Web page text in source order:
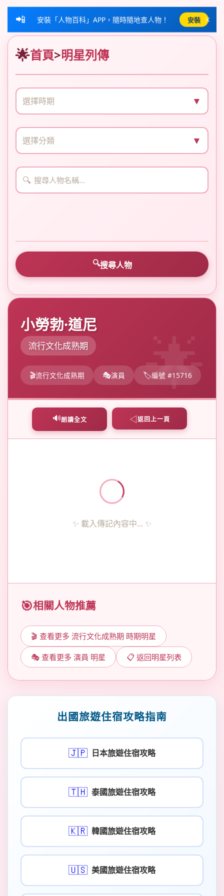
📲 安裝「人物百科」APP，隨時隨地查人物！ 安裝 ×
首頁>明星列傳
選擇時期 ▼
選擇分類 ▼
搜尋人物
小勞勃·道尼
流行文化成熟期
流行文化成熟期 演員 編號 #15716
🔊朗讀全文 ◁ 返回上一頁
✨ 載入傳記內容中... ✨
相關人物推薦
🎬 查看更多 流行文化成熟期 時期明星
🎭 查看更多 演員 明星 📋 返回明星列表
出國旅遊住宿攻略指南
🇯🇵 日本旅遊住宿攻略
🇹🇭 泰國旅遊住宿攻略
🇰🇷 韓國旅遊住宿攻略
🇺🇸 美國旅遊住宿攻略